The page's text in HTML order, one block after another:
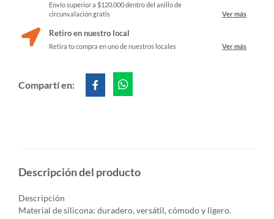
Envío superior a $120.000 dentro del anillo de
circunvalación gratis
Ver más
Retiro en nuestro local
Retira tu compra en uno de nuestros locales Ver más
Compartí en:
Descripción del producto
Descripción
Material de silicona: duradero, versátil, cómodo y ligero.